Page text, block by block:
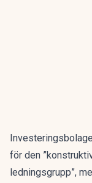
för den
ledningsgrupp”,